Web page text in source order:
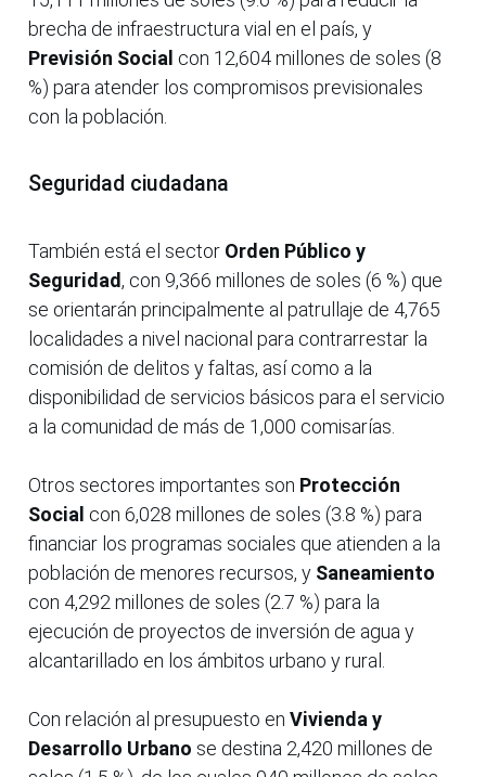
brecha de infraestructura vial en el país, y
Previsión Social con 12,604 millones de soles (8
%) para atender los compromisos previsionales
con la población.
Seguridad ciudadana
También está el sector Orden Público y
Seguridad, con 9,366 millones de soles (6 %) que
se orientarán principalmente al patrullaje de 4,765
localidades a nivel nacional para contrarrestar la
comisión de delitos y faltas, así como a la
disponibilidad de servicios básicos para el servicio
a la comunidad de más de 1,000 comisarías.
Otros sectores importantes son Protección
Social con 6,028 millones de soles (3.8 %) para
financiar los programas sociales que atienden a la
población de menores recursos, y Saneamiento
con 4,292 millones de soles (2.7 %) para la
ejecución de proyectos de inversión de agua y
alcantarillado en los ámbitos urbano y rural.
Con relación al presupuesto en Vivienda y
Desarrollo Urbano se destina 2,420 millones de